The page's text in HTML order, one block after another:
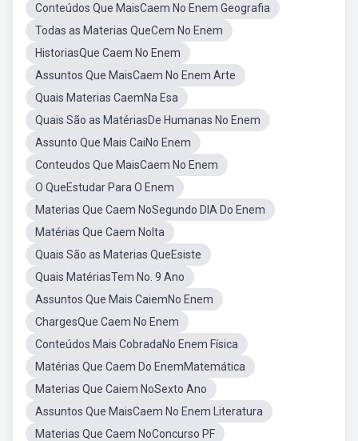
Conteúdos Que MaisCaem No Enem Geografia
Todas as Materias QueCem No Enem
HistoriasQue Caem No Enem
Assuntos Que MaisCaem No Enem Arte
Quais Materias CaemNa Esa
Quais São as MatériasDe Humanas No Enem
Assunto Que Mais CaiNo Enem
Conteudos Que MaisCaem No Enem
O QueEstudar Para O Enem
Materias Que Caem NoSegundo DIA Do Enem
Matérias Que Caem NoIta
Quais São as Materias QueEsiste
Quais MatériasTem No. 9 Ano
Assuntos Que Mais CaiemNo Enem
ChargesQue Caem No Enem
Conteúdos Mais CobradaNo Enem Física
Matérias Que Caem Do EnemMatemática
Materias Que Caiem NoSexto Ano
Assuntos Que MaisCaem No Enem Literatura
Materias Que Caem NoConcurso PF